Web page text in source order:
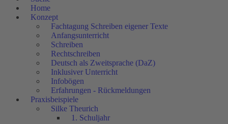
Home
Konzept
Fachtagung Schreiben eigener Texte
Anfangsunterricht
Schreiben
Rechtschreiben
Deutsch als Zweitsprache (DaZ)
Inklusiver Unterricht
Infobögen
Erfahrungen - Rückmeldungen
Praxisbeispiele
Silke Theurich
1. Schuljahr